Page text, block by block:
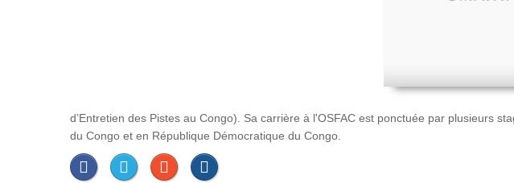
d’Entretien des Pistes au Congo). Sa carrière à l'OSFAC est ponctuée par plusieurs
du Congo et en République Démocratique du Congo.